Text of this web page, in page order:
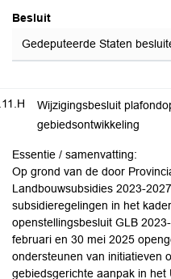
Besluit
Gedeputeerde Staten
Wijzigingsbesluit
gebiedsontwikkeling
Essentie / samenvatting:
Op grond van de door
Landbouwsubsidies 2023-
subsidieregelingen in het
openstellingsbesluit GLB
februari en 30 mei 2025
ondersteunen van initiatieven
gebiedsgerichte aanpak in